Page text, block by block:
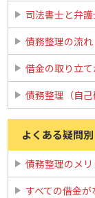
司法書士と弁
債務整理の流れ
借金の取り立
債務整理（自
よくある疑問別
債務整理のメ
すべての借金が